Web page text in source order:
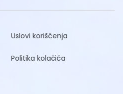
Uslovi korišćenja
Politika kolačića